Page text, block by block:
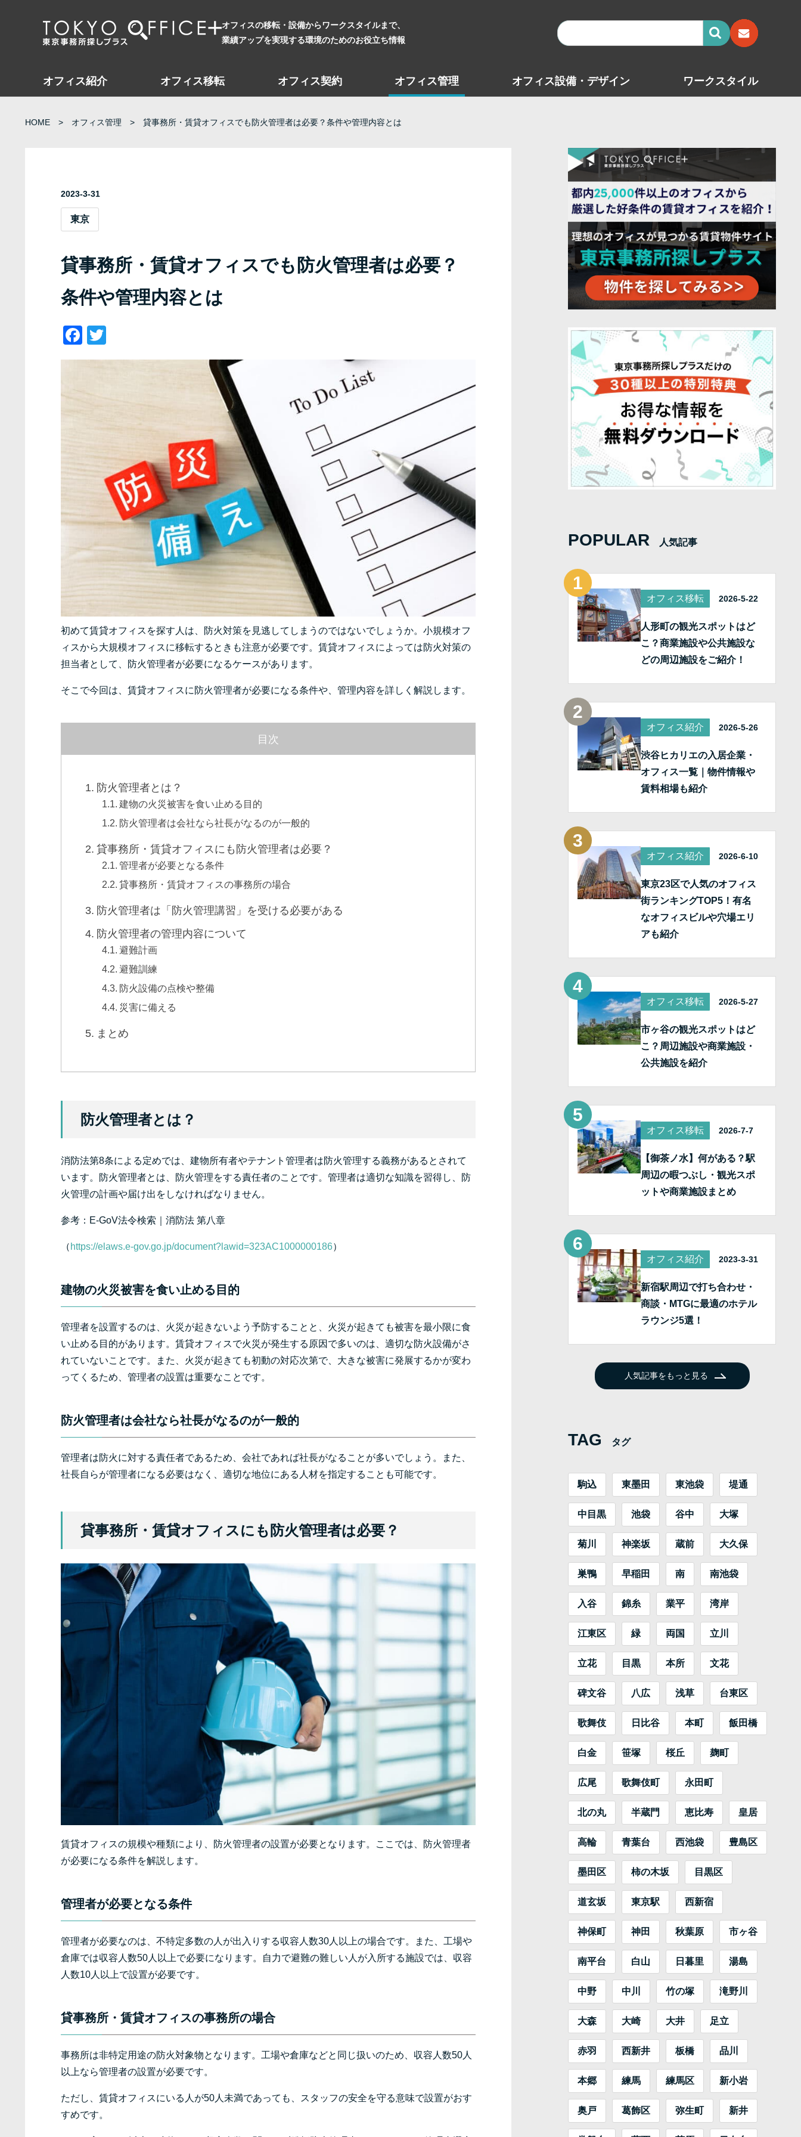
オフィスの移転・設備からワークスタイルまで、
業績アップを実現する環境のためのお役立ち情報
オフィス紹介 オフィス移転 オフィス契約 オフィス管理 オフィス設備・デザイン ワークスタイル
HOME オフィス管理 貸事務所・賃貸オフィスでも防火管理者は必要？条件や管理内容とは
2023-3-31
東京
貸事務所・賃貸オフィスでも防火管理者は必要？
条件や管理内容とは
Facebook
初めて賃貸オフィスを探す人は、防火対策を見逃してしまうのではないでしょうか。小規模オフ
ィスから大規模オフィスに移転するときも注意が必要です。賃貸オフィスによっては防火対策の
担当者として、防火管理者が必要になるケースがあります。
そこで今回は、賃貸オフィスに防火管理者が必要になる条件や、管理内容を詳しく解説します。
目次
防火管理者とは？
建物の火災被害を食い止める目的
防火管理者は会社なら社長がなるのが一般的
貸事務所・賃貸オフィスにも防火管理者は必要？
管理者が必要となる条件
貸事務所・賃貸オフィスの事務所の場合
防火管理者は「防火管理講習」を受ける必要がある
防火管理者の管理内容について
避難計画
避難訓練
防火設備の点検や整備
災害に備える
まとめ
防火管理者とは？
消防法第8条による定めでは、建物所有者やテナント管理者は防火管理する義務があるとされて
います。防火管理者とは、防火管理をする責任者のことです。管理者は適切な知識を習得し、防
火管理の計画や届け出をしなければなりません。
参考：E-GoV法令検索｜消防法 第八章
（ https://elaws.e-gov.go.jp/document?lawid=323AC1000000186）
建物の火災被害を食い止める目的
管理者を設置するのは、火災が起きないよう予防することと、火災が起きても被害を最小限に食
い止める目的があります。賃貸オフィスで火災が発生する原因で多いのは、適切な防火設備がさ
れていないことです。また、火災が起きても初動の対応次第で、大きな被害に発展するかが変わ
ってくるため、管理者の設置は重要なことです。
防火管理者は会社なら社長がなるのが一般的
管理者は防火に対する責任者であるため、会社であれば社長がなることが多いでしょう。また、
社長自らが管理者になる必要はなく、適切な地位にある人材を指定することも可能です。
貸事務所・賃貸オフィスにも防火管理者は必要？
賃貸オフィスの規模や種類により、防火管理者の設置が必要となります。ここでは、防火管理者
が必要になる条件を解説します。
管理者が必要となる条件
管理者が必要なのは、不特定多数の人が出入りする収容人数30人以上の場合です。また、工場や
倉庫では収容人数50人以上で必要になります。自力で避難の難しい人が入所する施設では、収容
人数10人以上で設置が必要です。
貸事務所・ 賃貸オフィスの事務所の場合
事務所は非特定用途の防火対象物となります。工場や倉庫などと同じ扱いのため、収容人数50人
以上なら管理者の設置が必要です。
ただし、賃貸オフィスにいる人が50人未満であっても、スタッフの安全を守る意味で設置がおす
すめです。
POPULAR 人気記事
オフィス移転 2026-5-22
人形町の観光スポットはど
こ？商業施設や公共施設な
どの周辺施設をご紹介！
オフィス紹介 2026-5-26
渋谷ヒカリエの入居企業・
オフィス一覧｜物件情報や
賃料相場も紹介
オフィス紹介 2026-6-10
東京23区で人気のオフィス
街ランキングTOP5！有名
なオフィスビルや穴場エリ
アも紹介
オフィス移転 2026-5-27
市ヶ谷の観光スポットはど
こ？周辺施設や商業施設・
公共施設を紹介
オフィス移転 2026-7-7
【御茶ノ水】何がある？駅
周辺の暇つぶし・観光スポ
ットや商業施設まとめ
オフィス紹介 2023-3-31
新宿駅周辺で打ち合わせ・
商談・MTGに最適のホテル
ラウンジ5選！
人気記事をもっと見る
TAG タグ
駒込 東墨田 東池袋 堤通
中目黒 池袋 谷中 大塚
菊川 神楽坂 蔵前 大久保
巣鴨 早稲田 南 南池袋
入谷 錦糸 業平 湾岸
江東区 緑 両国 立川
立花 目黒 本所 文花
碑文谷 八広 浅草 台東区
歌舞伎 日比谷 本町 飯田橋
白金 笹塚 桜丘 麹町
広尾 歌舞伎町 永田町
北の丸 半蔵門 恵比寿 皇居
高輪 青葉台 西池袋 豊島区
墨田区 柿の木坂 目黒区
道玄坂 東京駅 西新宿
神保町 神田 秋葉原 市ヶ谷
南平台 白山 日暮里 湯島
中野 中川 竹の塚 滝野川
大森 大崎 大井 足立
赤羽 西新井 板橋 品川
本郷 練馬 練馬区 新小岩
奥戸 葛飾区 弥生町 新井